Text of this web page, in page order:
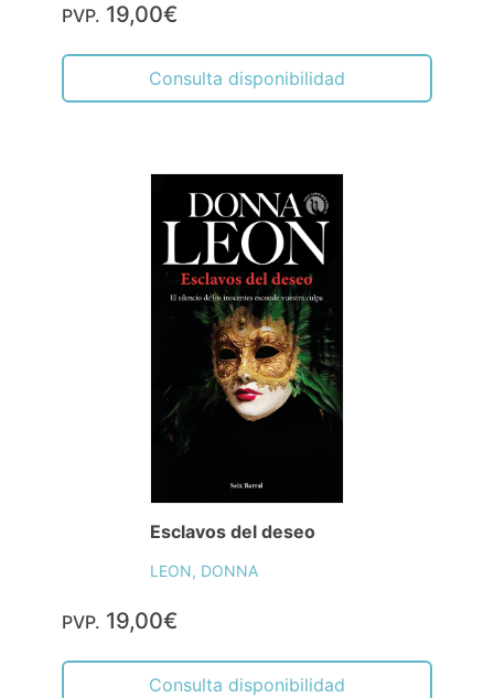
PVP. 19,00€
Consulta disponibilidad
Esclavos del deseo
LEON, DONNA
PVP. 19,00€
Consulta disponibilidad